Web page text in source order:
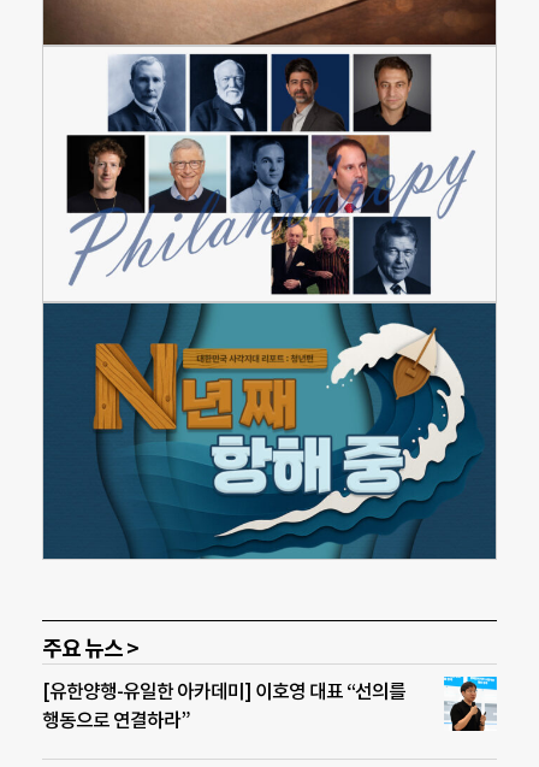
주요 뉴스 >
[유한양행-유일한 아카데미] 이호영 대표 “선의를
행동으로 연결하라”